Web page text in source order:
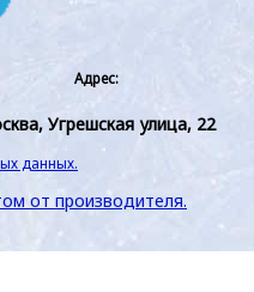
Адрес:
Угрешская улица, 22
данных.
от производителя.